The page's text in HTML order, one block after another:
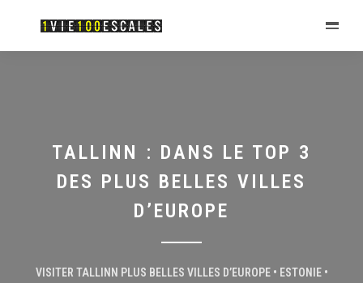
TALLINN : DANS LE TOP 3
DES PLUS BELLES VILLES
D’EUROPE
VISITER TALLINN PLUS BELLES VILLES D’EUROPE • ESTONIE •